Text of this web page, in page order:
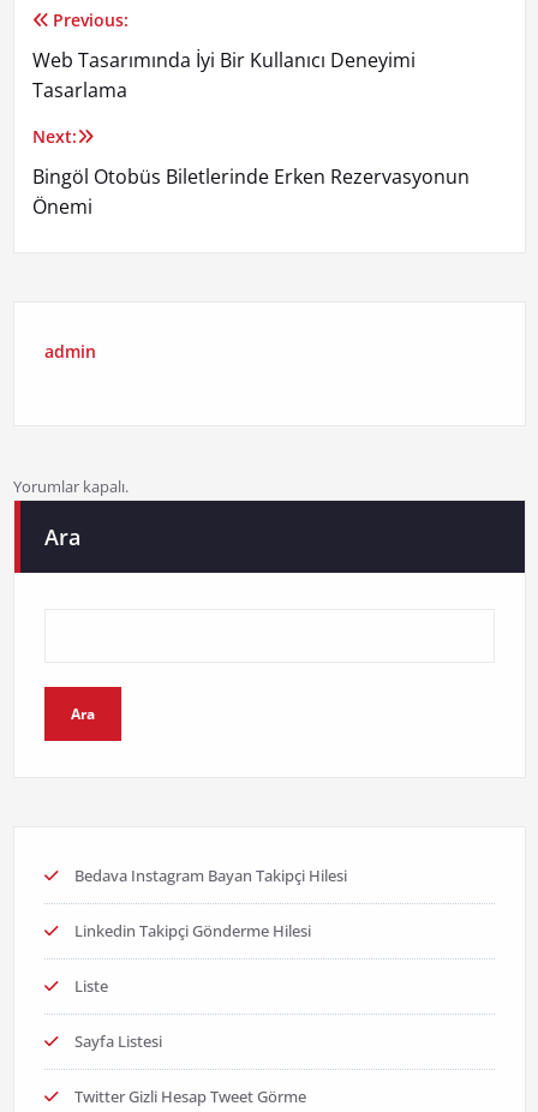
Yazı
gezinmesi
Previous:
Web Tasarımında İyi Bir Kullanıcı Deneyimi
Tasarlama
Next:
Bingöl Otobüs Biletlerinde Erken Rezervasyonun
Önemi
admin
Yorumlar kapalı.
Ara
Ara
Bedava Instagram Bayan Takipçi Hilesi
Linkedin Takipçi Gönderme Hilesi
Liste
Sayfa Listesi
Twitter Gizli Hesap Tweet Görme